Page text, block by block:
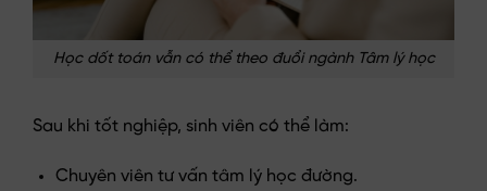
Học dốt toán vẫn có thể theo đuổi ngành Tâm lý học
Sau khi tốt nghiệp, sinh viên có thể làm:
Chuyên viên tư vấn tâm lý học đường.